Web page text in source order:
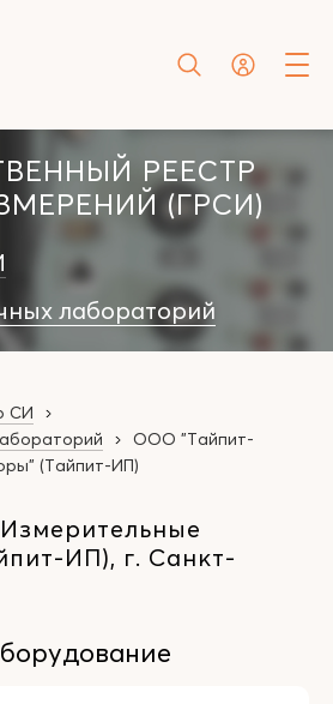
РЕЕСТР
(ГРСИ)
лабораторий
СИ
ООО "Тайпит-
(Тайпит-ИП)
ИП), г. Санкт-